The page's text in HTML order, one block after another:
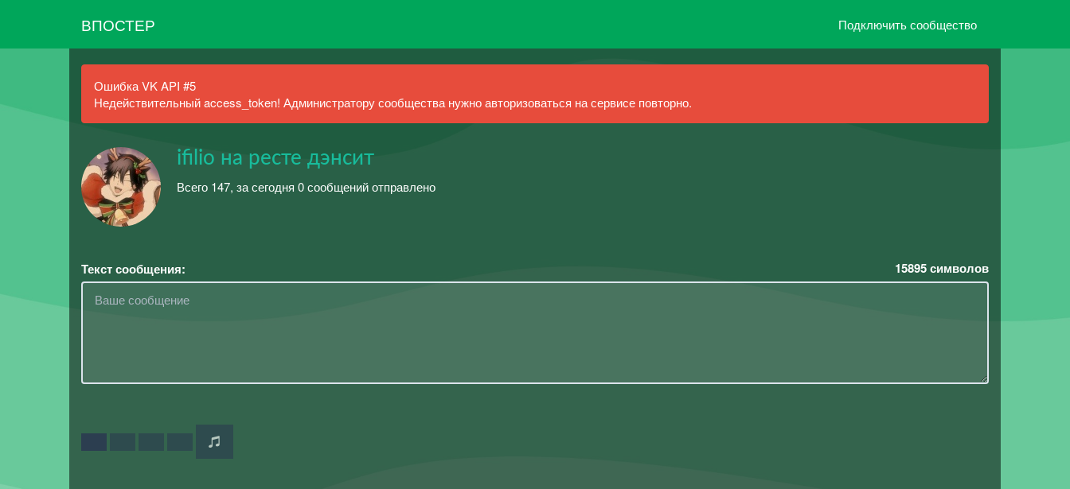
ВПОСТЕР Подключить сообщество
Ошибка VK API #5
Недействительный access_token! Администратору сообщества нужно авторизоваться на сервисе повторно.
ㅤifilio на ресте дэнсит
Всего 147, за сегодня 0 сообщений отправлено
Текст сообщения: 15895символов